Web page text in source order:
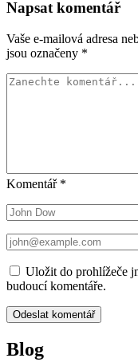
Napsat komentář
Vaše e-mailová adresa
jsou označeny *
Komentář *
Uložit do prohlížeče
budoucí komentáře.
Blog